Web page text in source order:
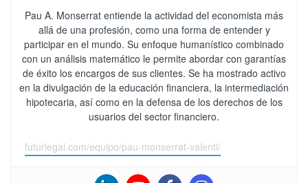
Pau A. Monserrat entiende la actividad del economista más
allá de una profesión, como una forma de entender y
participar en el mundo. Su enfoque humanístico combinado
con un análisis matemático le permite abordar con garantías
de éxito los encargos de sus clientes. Se ha mostrado activo
en la divulgación de la educación financiera, la intermediación
hipotecaria, así como en la defensa de los derechos de los
usuarios del sector financiero.
futurlegal.com/equipo/pau-monserrat-valenti/